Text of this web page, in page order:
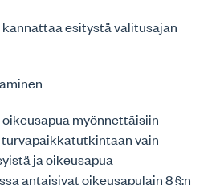
esitystä valitusajan
myönnettäisiin
vain
ja oikeusapua
antaisivat oikeusapulain 8 §:n